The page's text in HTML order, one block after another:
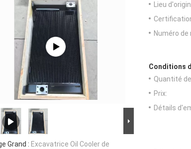
Grand : Excavatrice Oil Cooler de
Lieu
Numéro de
Conditions
Quantité
Prix:
Détails